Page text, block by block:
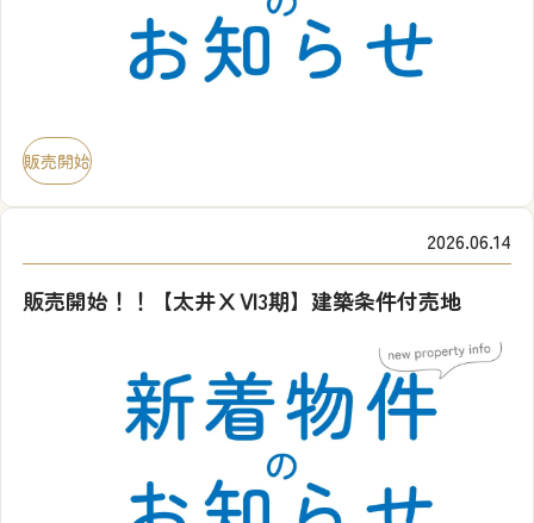
販売開始
2026.06.14
販売開始！！【太井ⅩⅥ3期】建築条件付売地